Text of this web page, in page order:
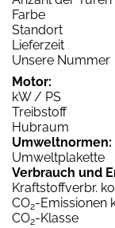
Farbe
Standort
Lieferzeit
Unsere Nummer
Motor:
kW / PS
Treibstoff
Hubraum
Umweltnormen:
Umweltplakette
Verbrauch und
Kraftstoffverbr.
CO2-Emissionen
CO2-Klasse